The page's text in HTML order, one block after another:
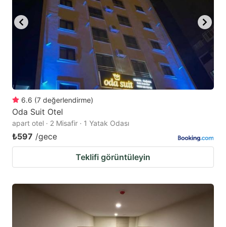
to
get
the
keyboard
shortcuts
for
changing
dates.
to
get
the
keyboard
shortcuts
for
6.6 (7 değerlendirme)
Oda Suit Otel
apart otel · 2 Misafir · 1 Yatak Odası
₺597 /gece
Teklifi görüntüleyin